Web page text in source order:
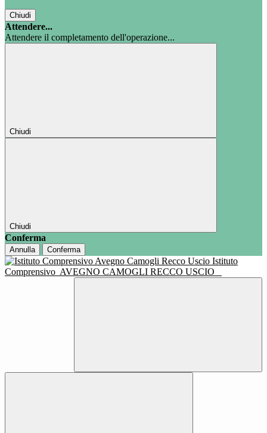
Chiudi
Attendere...
Attendere il completamento dell'operazione...
Chiudi
Chiudi
Conferma
Annulla Conferma
Istituto
Comprensivo AVEGNO CAMOGLI RECCO USCIO